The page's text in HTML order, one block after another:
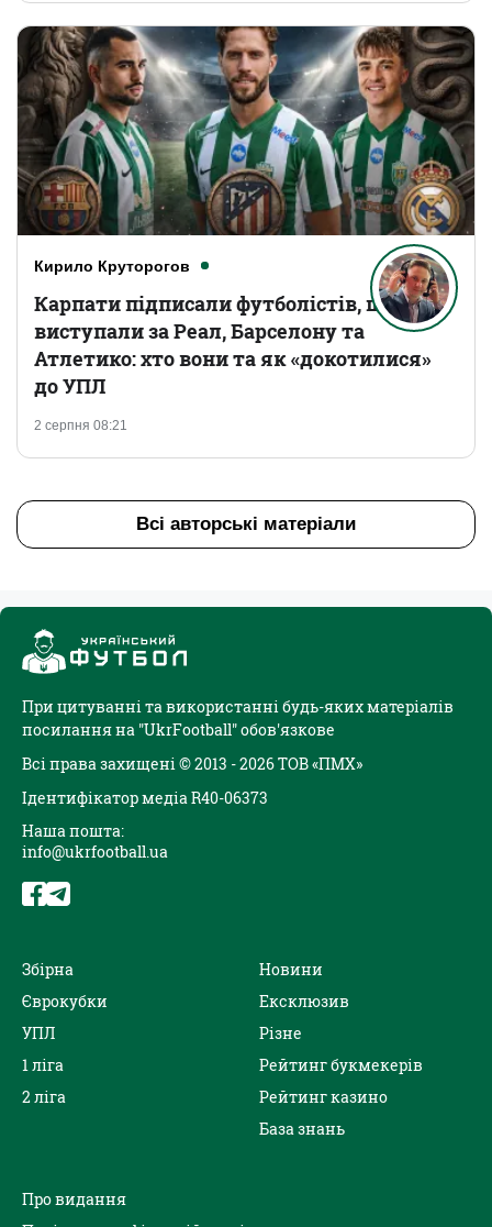
Кирило Круторогов
2 серпня 08:21
Карпати підписали футболістів, що
виступали за Реал, Барселону та
Атлетико: хто вони та як «докотилися»
до УПЛ
Всі авторські матеріали
При цитуванні та використанні будь-яких матеріалів
посилання на "UkrFootball" обов'язкове
Всі права захищені © 2013 - 2026 ТОВ «ПМХ»
Ідентифікатор медіа R40-06373
Наша пошта:
info@ukrfootball.ua
Збірна
Єврокубки
УПЛ
1 ліга
2 ліга
Новини
Ексклюзив
Різне
Рейтинг букмекерів
Рейтинг казино
База знань
Про видання